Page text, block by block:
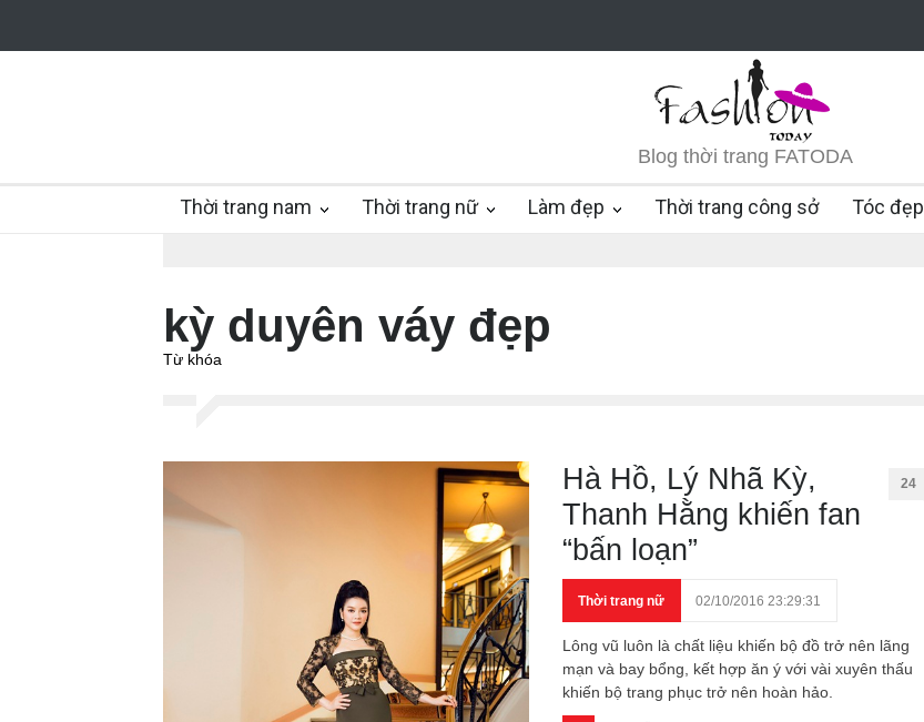
Blog thời trang FATODA
Thời trang nam Thời trang nữ Làm đẹp Thời trang công sở Tóc đẹp
kỳ duyên váy đẹp
Từ khóa
Hà Hồ, Lý Nhã Kỳ,
Thanh Hằng khiến fan
“bấn loạn”
24
Thời trang nữ 02/10/2016 23:29:31
Lông vũ luôn là chất liệu khiến bộ đồ trở nên lãng
mạn và bay bổng, kết hợp ăn ý với vài xuyên thấu
khiến bộ trang phục trở nên hoàn hảo.